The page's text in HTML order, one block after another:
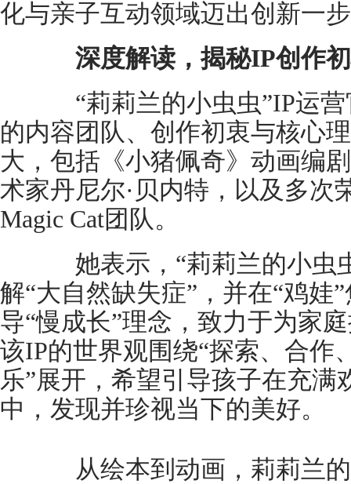
化与亲子互动领域迈出创新一
深度解读，揭秘IP创作
“莉莉兰的小虫虫”IP运营
的内容团队、创作初衷与核心
大，包括《小猪佩奇》动画编
术家丹尼尔·贝内特，以及多次
Magic Cat团队。
她表示，“莉莉兰的小虫
解“大自然缺失症”，并在“鸡娃
导“慢成长”理念，致力于为家
该IP的世界观围绕“探索、合作
乐”展开，希望引导孩子在充满
中，发现并珍视当下的美好。
从绘本到动画，莉莉兰的